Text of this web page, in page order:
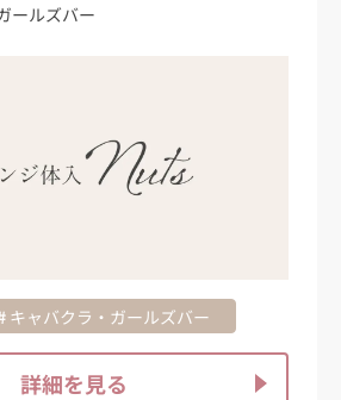
ールズバー
キャバクラ・ガールズバー
詳細を見る